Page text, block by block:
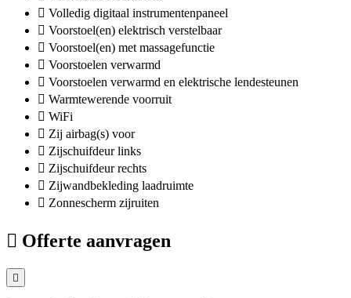
Volledig digitaal instrumentenpaneel
Voorstoel(en) elektrisch verstelbaar
Voorstoel(en) met massagefunctie
Voorstoelen verwarmd
Voorstoelen verwarmd en elektrische lendesteunen
Warmtewerende voorruit
WiFi
Zij airbag(s) voor
Zijschuifdeur links
Zijschuifdeur rechts
Zijwandbekleding laadruimte
Zonnescherm zijruiten
Offerte aanvragen